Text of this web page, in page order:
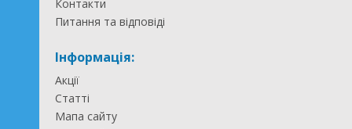
Контакти
Питання та відповіді
Інформація:
Акції
Статті
Мапа сайту